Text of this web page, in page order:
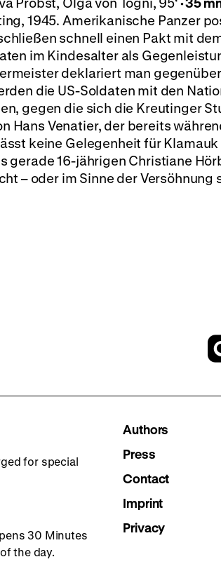
1945. Amerikanische Panzer
schnell einen Pakt mit
im Kindesalter als
deklariert man
die US-Soldaten mit den
gegen die sich die Kreutinger
Hans Venatier, der bereits
keine Gelegenheit für
gerade 16-jährigen Christiane
– oder im Sinne der
for special
30 Minutes
the day.
Authors
Press
Contact
Imprint
Privacy